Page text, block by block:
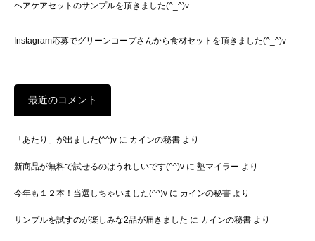
ヘアケアセットのサンプルを頂きました(^_^)v
Instagram応募でグリーンコープさんから食材セットを頂きました(^_^)v
最近のコメント
「あたり」が出ました(^^)v に カインの秘書 より
新商品が無料で試せるのはうれしいです(^^)v に 塾マイラー より
今年も１２本！当選しちゃいました(^^)v に カインの秘書 より
サンプルを試すのが楽しみな2品が届きました に カインの秘書 より